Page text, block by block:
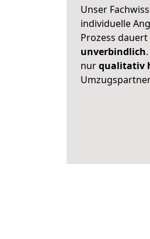
Unser
individuelle
Prozess
unverbindlich
nurqualitativ